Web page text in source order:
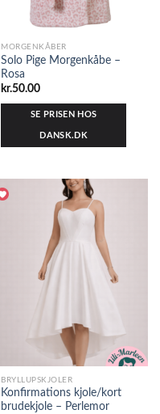
MORGENKÅBER
Solo Pige Morgenkåbe –
Rosa
kr.50.00
SE PRISEN HOS
DANSK.DK
BRYLLUPSKJOLER
Konfirmations kjole/kort
brudekjole – Perlemor